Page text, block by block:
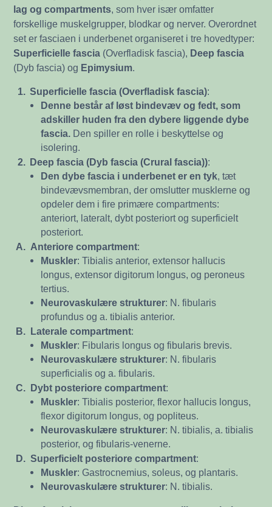
lag og compartments, som hver især omfatter
forskellige muskelgrupper, blodkar og nerver. Overordnet
set er fasciaen i underbenet organiseret i tre hovedtyper:
Superficielle fascia (Overfladisk fascia), Deep fascia
(Dyb fascia) og Epimysium.
1. Superficielle fascia (Overfladisk fascia):
Denne består af løst bindevæv og fedt, som
adskiller huden fra den dybere liggende dybe
fascia. Den spiller en rolle i beskyttelse og
isolering.
2. Deep fascia (Dyb fascia (Crural fascia)):
Den dybe fascia i underbenet er en tyk, tæt
bindevævsmembran, der omslutter musklerne og
opdeler dem i fire primære compartments:
anteriort, lateralt, dybt posteriort og superficielt
posteriort.
A. Anteriore compartment:
Muskler: Tibialis anterior, extensor hallucis
longus, extensor digitorum longus, og peroneus
tertius.
Neurovaskulære strukturer: N. fibularis
profundus og a. tibialis anterior.
B.
Laterale compartment:
Muskler: Fibularis longus og fibularis brevis.
Neurovaskulære strukturer: N. fibularis
superficialis og a. fibularis.
C.
Dybt posteriore compartment:
Muskler: Tibialis posterior, flexor hallucis longus,
flexor digitorum longus, og popliteus.
Neurovaskulære strukturer: N. tibialis, a. tibialis
posterior, og fibularis-venerne.
D. Superficielt posteriore compartment:
Muskler: Gastrocnemius, soleus, og plantaris.
Neurovaskulære strukturer: N. tibialis.